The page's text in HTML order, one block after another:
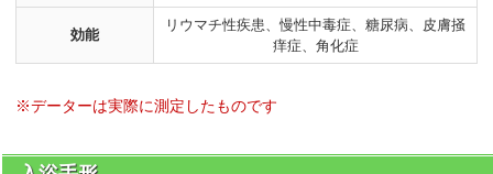
効能
リウマチ性疾患、慢性中毒症、糖尿病、皮膚掻
痒症、角化症
※データーは実際に測定したものです